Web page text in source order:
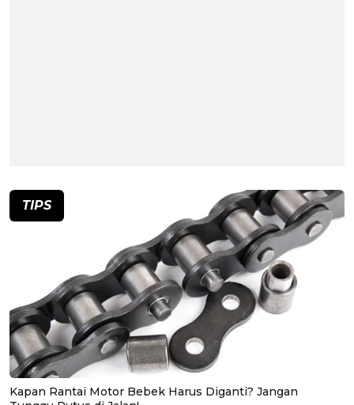
TIPS
Kapan Rantai Motor Bebek Harus Diganti? Jangan